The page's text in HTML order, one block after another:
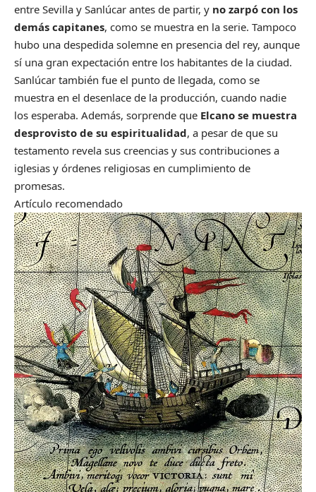
entre Sevilla y Sanlúcar antes de partir, y no zarpó con los
demás capitanes, como se muestra en la serie. Tampoco
hubo una despedida solemne en presencia del rey, aunque
sí una gran expectación entre los habitantes de la ciudad.
Sanlúcar también fue el punto de llegada, como se
muestra en el desenlace de la producción, cuando nadie
los esperaba. Además, sorprende que Elcano se muestra
desprovisto de su espiritualidad, a pesar de que su
testamento revela sus creencias y sus contribuciones a
iglesias y órdenes religiosas en cumplimiento de
promesas.
Artículo recomendado